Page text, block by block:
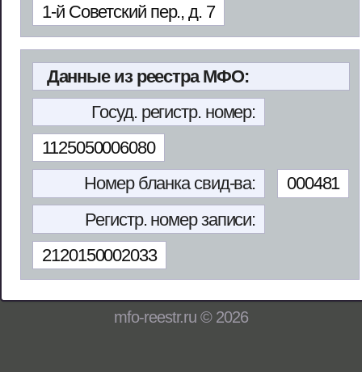
1-й Советский пер., д. 7
Данные из реестра МФО:
Госуд. регистр. номер:
1125050006080
Номер бланка свид-ва:
000481
Регистр. номер записи:
2120150002033
mfo-reestr.ru © 2026